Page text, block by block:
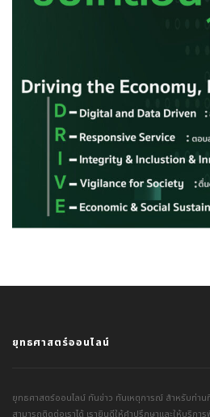
ยุทธศาสตร์ออนไลน์
ยุทธศาสตร์ออนไลน์ ทันข่าว ทันเหตุการณ์ สำหรับท่าน
สามารถติดต่อเราได้ เรายินดีให้คำปรึกษาและให้บริกา